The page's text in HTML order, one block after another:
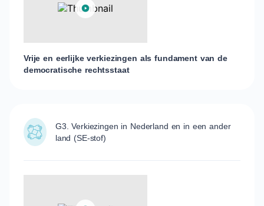
Vrije en eerlijke verkiezingen als fundament van de
democratische rechtsstaat
G3. Verkiezingen in Nederland en in een ander
land (SE-stof)